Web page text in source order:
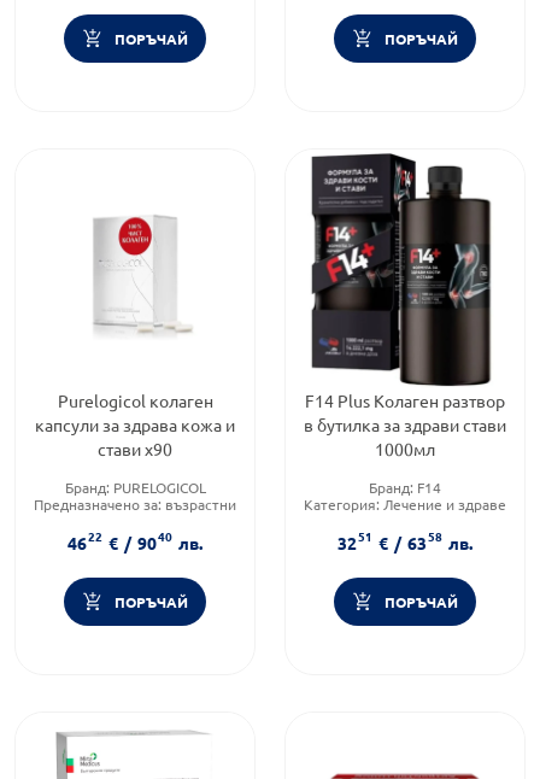
ПОРЪЧАЙ ПОРЪЧАЙ
Purelogicol колаген
капсули за здрава кожа и
стави х90
Бранд: PURELOGICOL
Предназначено за: възрастни
4622 € / 9040 лв.
ПОРЪЧАЙ
F14 Plus Колаген разтвор
в бутилка за здрави стави
1000мл
Бранд: F14
Категория: Лечение и здраве
3251 € / 6358 лв.
ПОРЪЧАЙ